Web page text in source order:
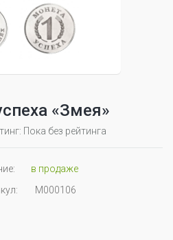
«Змея»
Пока без рейтинга
в продаже
М000106